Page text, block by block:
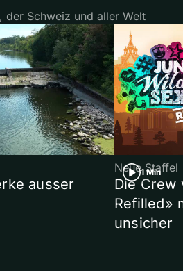
der Schweiz und aller Welt
ausser
1 Min
Neue Staffel
Die Crew
Refilled»
unsicher